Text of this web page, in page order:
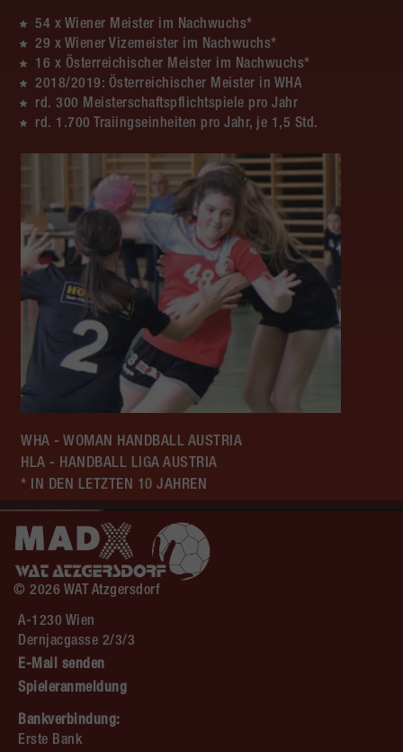
54 x Wiener Meister im Nachwuchs*
29 x Wiener Vizemeister im Nachwuchs*
16 x Österreichischer Meister im Nachwuchs*
2018/2019: Österreichischer Meister in WHA
rd. 300 Meisterschaftspflichtspiele pro Jahr
rd. 1.700 Traiingseinheiten pro Jahr, je 1,5 Std.
WHA - WOMAN HANDBALL AUSTRIA
HLA - HANDBALL LIGA AUSTRIA
* IN DEN LETZTEN 10 JAHREN
© 2026 WAT Atzgersdorf
A-1230 Wien
Dernjacgasse 2/3/3
E-Mail senden
Spieleranmeldung
Bankverbindung:
Erste Bank